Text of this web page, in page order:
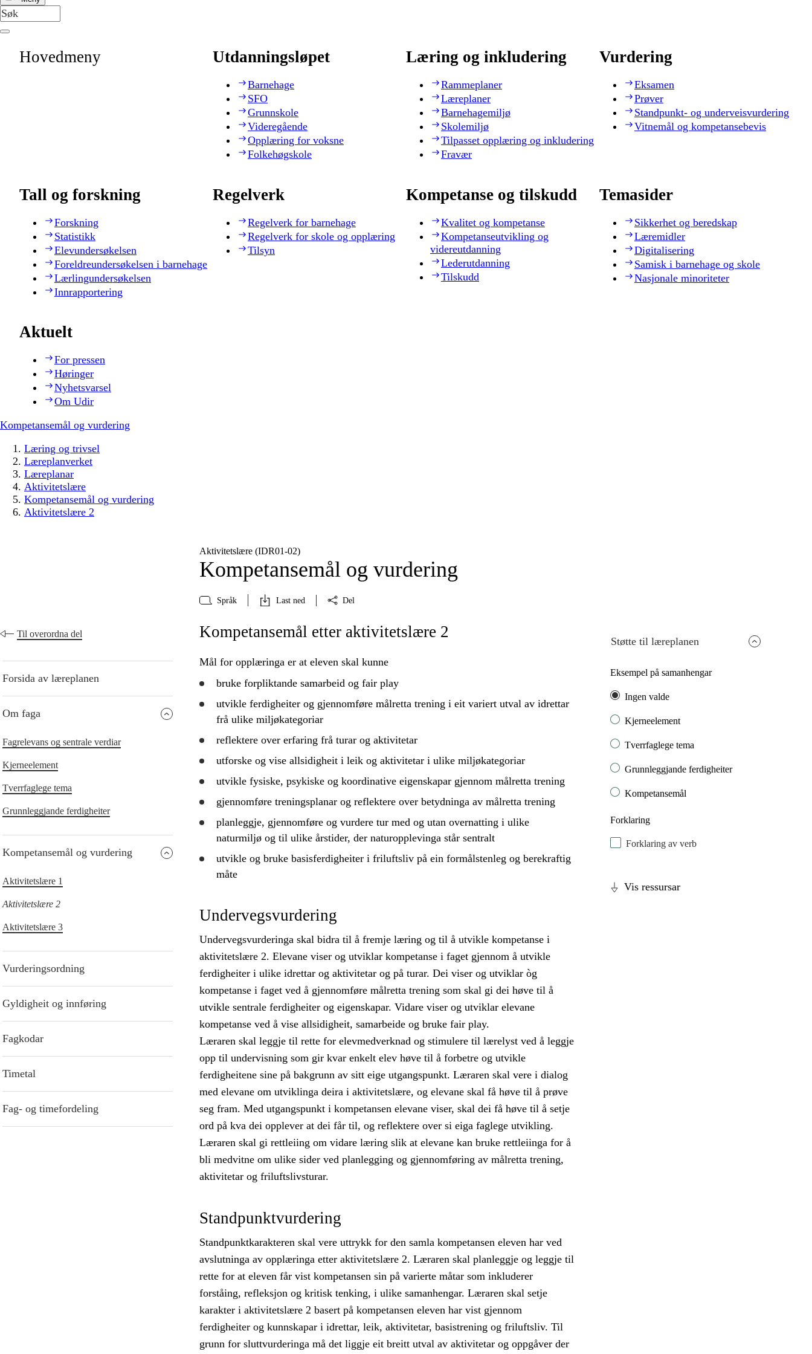
Hovedmeny Utdanningsløpet
Barnehage
SFO
Grunnskole
Videregående
Opplæring for voksne
Folkehøgskole
Læring og inkludering
Rammeplaner
Læreplaner
Barnehagemiljø
Skolemiljø
Tilpasset opplæring og inkludering
Fravær
Vurdering
Eksamen
Prøver
Standpunkt- og underveisvurdering
Vitnemål og kompetansebevis
Tall og forskning
Forskning
Statistikk
Elevundersøkelsen
Foreldreundersøkelsen i barnehage
Lærlingundersøkelsen
Innrapportering
Regelverk
Regelverk for barnehage
Regelverk for skole og opplæring
Tilsyn
Kompetanse og tilskudd
Kvalitet og kompetanse
Kompetanseutvikling og
videreutdanning
Lederutdanning
Tilskudd
Temasider
Sikkerhet og beredskap
Læremidler
Digitalisering
Samisk i barnehage og skole
Nasjonale minoriteter
Aktuelt
For pressen
Høringer
Nyhetsvarsel
Om Udir
Kompetansemål og vurdering
Læring og trivsel
Læreplanverket
Læreplanar
Aktivitetslære
Kompetansemål og vurdering
Aktivitetslære 2
Aktivitetslære (IDR01‑02)
Kompetansemål og vurdering
Språk Last ned Del
Til overordna del
Forsida av læreplanen
Om faga
Fagrelevans og sentrale verdiar
Kjerneelement
Tverrfaglege tema
Grunnleggjande ferdigheiter
Kompetansemål og vurdering
Aktivitetslære 1
Aktivitetslære 2
Aktivitetslære 3
Vurderingsordning
Gyldigheit og innføring
Fagkodar
Timetal
Fag- og timefordeling
Støtte til læreplanen
Eksempel på samanhengar
Ingen valde
Kjerneelement
Tverrfaglege tema
Grunnleggjande ferdigheiter
Kompetansemål
Forklaring
Forklaring av verb
Vis ressursar
Kompetansemål etter aktivitetslære 2
Mål for opplæringa er at eleven skal kunne
bruke forpliktande samarbeid og fair play
utvikleferdigheiter og gjennomføremålretta trening i eit variert utval av idrettar
frå ulike miljøkategoriar
reflektereover erfaring frå turar og aktivitetar
utforskeog vise allsidigheit i leik og aktivitetar i ulike miljøkategoriar
utviklefysiske, psykiske og koordinative eigenskapar gjennom målretta trening
gjennomføretreningsplanar og reflektereover betydninga av målretta trening
planleggje, gjennomføreog vurderetur med og utan overnatting i ulike
naturmiljø og til ulike årstider, der naturopplevinga står sentralt
utvikleog bruke basisferdigheiter i friluftsliv på ein formålstenleg og berekraftig
måte
Undervegsvurdering
Undervegsvurderinga skal bidra til å fremje læring og til å utvikle kompetanse i
aktivitetslære 2. Elevane viser og utviklar kompetanse i faget gjennom å utvikle
ferdigheiter i ulike idrettar og aktivitetar og på turar. Dei viser og utviklar òg
kompetanse i faget ved å gjennomføre målretta trening som skal gi dei høve til å
utvikle sentrale ferdigheiter og eigenskapar. Vidare viser og utviklar elevane
kompetanse ved å vise allsidigheit, samarbeide og bruke fair play.
Læraren skal leggje til rette for elevmedverknad og stimulere til lærelyst ved å leggje
opp til undervisning som gir kvar enkelt elev høve til å forbetre og utvikle
ferdigheitene sine på bakgrunn av sitt eige utgangspunkt. Læraren skal vere i dialog
med elevane om utviklinga deira i aktivitetslære, og elevane skal få høve til å prøve
seg fram. Med utgangspunkt i kompetansen elevane viser, skal dei få høve til å setje
ord på kva dei opplever at dei får til, og reflektere over si eiga faglege utvikling.
Læraren skal gi rettleiing om vidare læring slik at elevane kan bruke rettleiinga for å
bli medvitne om ulike sider ved planlegging og gjennomføring av målretta trening,
aktivitetar og friluftslivsturar.
Standpunktvurdering
Standpunktkarakteren skal vere uttrykk for den samla kompetansen eleven har ved
avslutninga av opplæringa etter aktivitetslære 2. Læraren skal planleggje og leggje til
rette for at eleven får vist kompetansen sin på varierte måtar som inkluderer
forståing, refleksjon og kritisk tenking, i ulike samanhengar. Læraren skal setje
karakter i aktivitetslære 2 basert på kompetansen eleven har vist gjennom
ferdigheiter og kunnskapar i idrettar, leik, aktivitetar, basistrening og friluftsliv. Til
grunn for sluttvurderinga må det liggje eit breitt utval av aktivitetar og oppgåver der